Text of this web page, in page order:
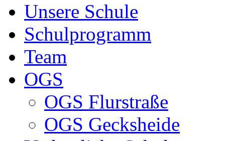
Unsere Schule
Schulprogramm
Team
OGS
OGS Flurstraße
OGS Gecksheide